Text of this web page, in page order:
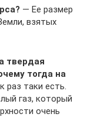
— Ее размер
взятых
твердая
тогда на
раз таки есть.
газ, который
очень